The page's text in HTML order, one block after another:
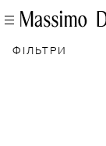
ФІЛЬТРИ